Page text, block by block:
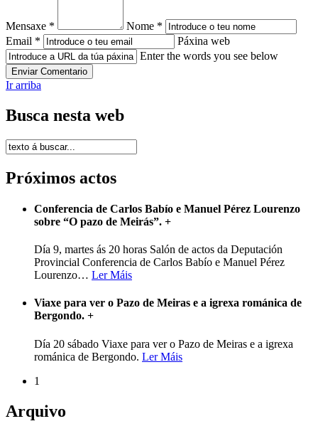
Mensaxe *
Nome *
Email *
Páxina web
Enter the words you see below
Ir arriba
Busca nesta web
Próximos actos
Conferencia de Carlos Babío e Manuel Pérez Lourenzo
sobre “O pazo de Meirás”. +
Día 9, martes ás 20 horas Salón de actos da Deputación
Provincial Conferencia de Carlos Babío e Manuel Pérez
Lourenzo… Ler Máis
Viaxe para ver o Pazo de Meiras e a igrexa románica de
Bergondo. +
Día 20 sábado Viaxe para ver o Pazo de Meiras e a igrexa
románica de Bergondo. Ler Máis
1
Arquivo